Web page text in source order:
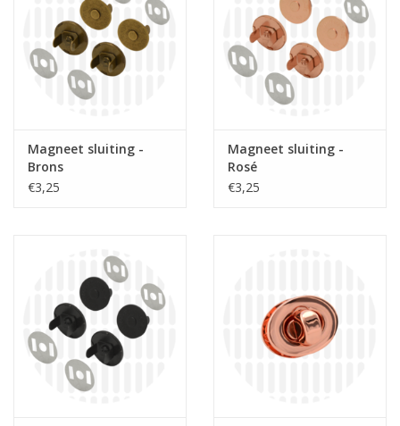
Magneet sluiting -
Brons
€3,25
Magneet sluiting -
Rosé
€3,25